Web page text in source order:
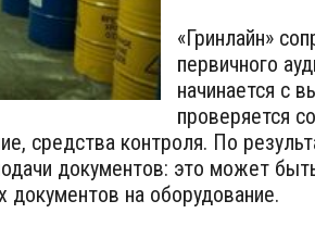
«Гринлайн»
первичного
начинается с
проверяется
средства контроля. По
документов: это может
на оборудование.